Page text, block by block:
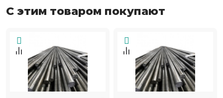
С этим товаром покупают